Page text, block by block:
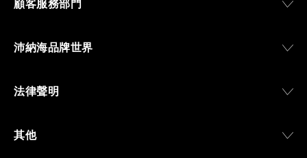
沛納海品牌世界
法律聲明
其他